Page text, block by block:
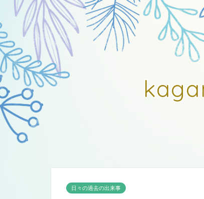
日々の過去の出来事